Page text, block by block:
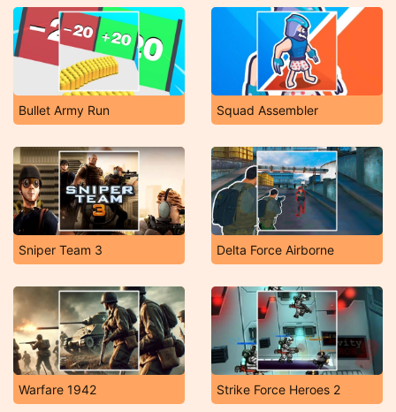
Bullet Army Run Squad Assembler
Sniper Team 3 Delta Force Airborne
Warfare 1942 Strike Force Heroes 2